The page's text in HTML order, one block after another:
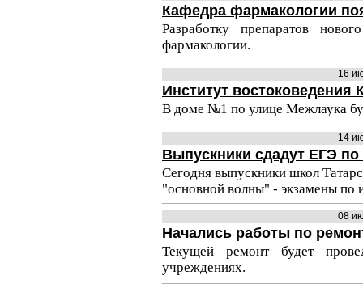
Кафедра фармакологии
Разработку препаратов
фармакологии.
16
Институт востоковедения
В доме №1 по улице Межлаука
14
Выпускники сдадут ЕГЭ
Сегодня выпускники школ
"основной волны" - экзамены по
08
Начались работы по
Текущей ремонт будет
учреждениях.